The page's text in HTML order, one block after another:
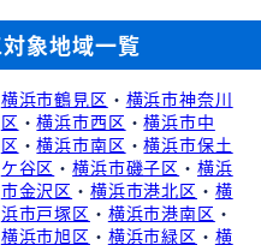
象地域一覧
横浜市鶴見区 ・ 横浜市神奈川
区 ・横浜市西区 ・横浜市中
区 ・横浜市南区 ・横浜市保土
ケ谷区 ・横浜市磯子区 ・ 横浜
市金沢区 ・ 横浜市港北区 ・ 横
浜市戸塚区 ・ 横浜市港南区 ・
横浜市旭区 ・ 横浜市緑区 ・ 横